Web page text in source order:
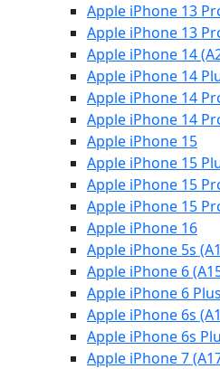
Apple iPhone 13
Apple iPhone 13
Apple iPhone 14
Apple iPhone 14
Apple iPhone 14
Apple iPhone 14
Apple iPhone 15
Apple iPhone 15
Apple iPhone 15
Apple iPhone 15
Apple iPhone 16
Apple iPhone 5s
Apple iPhone 6
Apple iPhone 6
Apple iPhone 6s
Apple iPhone 6s
Apple iPhone 7